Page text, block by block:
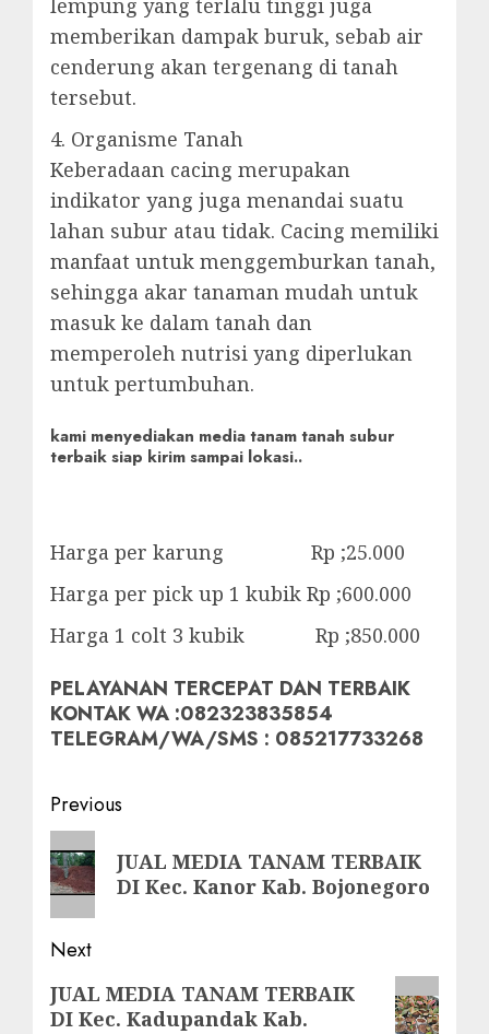
lempung yang terlalu tinggi juga
memberikan dampak buruk, sebab air
cenderung akan tergenang di tanah
tersebut.
4. Organisme Tanah
Keberadaan cacing merupakan
indikator yang juga menandai suatu
lahan subur atau tidak. Cacing memiliki
manfaat untuk menggemburkan tanah,
sehingga akar tanaman mudah untuk
masuk ke dalam tanah dan
memperoleh nutrisi yang diperlukan
untuk pertumbuhan.
kami menyediakan media tanam tanah subur
terbaik siap kirim sampai lokasi..
Harga per karung Rp ;25.000
Harga per pick up 1 kubik Rp ;600.000
Harga 1 colt 3 kubik Rp ;850.000
PELAYANAN TERCEPAT DAN TERBAIK
KONTAK WA :082323835854
TELEGRAM/WA/SMS : 085217733268
Post
navigation
Previous
Previous
post:
JUAL MEDIA TANAM TERBAIK
DI Kec. Kanor Kab. Bojonegoro
Next
Next
post:
JUAL MEDIA TANAM TERBAIK
DI Kec. Kadupandak Kab.